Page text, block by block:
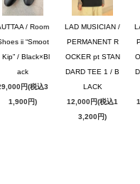
/ Room
ii “Smoot
Kip” / Black×Bl
ack
円(税込3
1,900円)
LAD MUSICIAN /
PERMANENT R
OCKER pt STAN
DARD TEE 1 / B
LACK
12,000円(税込1
3,200円)